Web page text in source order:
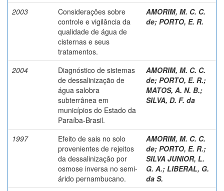
2003
Considerações sobre
controle e vigilância da
qualidade de água de
cisternas e seus
tratamentos.
AMORIM, M. C. C.
de; PORTO, E. R.
2004
Diagnóstico de sistemas
de dessalinização de
água salobra
subterrânea em
municípios do Estado da
Paraíba-Brasil.
AMORIM, M. C. C.
de; PORTO, E. R.;
MATOS, A. N. B.;
SILVA, D. F. da
1997
Efeito de sais no solo
provenientes de rejeitos
da dessalinização por
osmose inversa no semi-
árido pernambucano.
AMORIM, M. C. C.
de; PORTO, E. R.;
SILVA JUNIOR, L.
G. A.; LIBERAL, G.
da S.